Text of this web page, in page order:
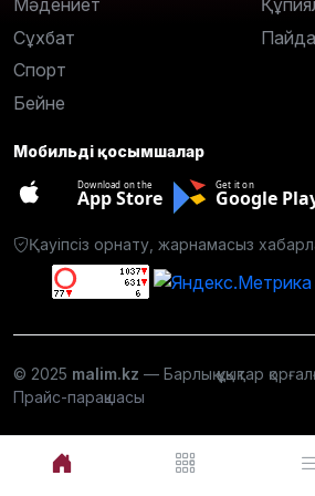
Мәдениет
Сұхбат
Спорт
Бейне
Мобильді қосымшалар
Download on the
App Store
Get it on
Google
Қауіпсіз орнату, жарнамасыз
© 2025 malim.kz — Барлық құқықтар
Прайс-парақшасы